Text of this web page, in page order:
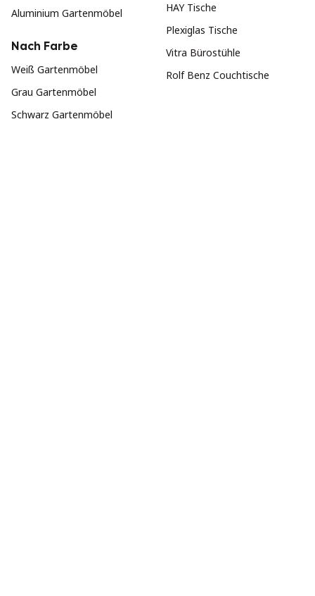
Aluminium Gartenmöbel
Nach Farbe
Weiß Gartenmöbel
Grau Gartenmöbel
Schwarz Gartenmöbel
HAY Tische
Plexiglas Tische
Vitra Bürostühle
Rolf Benz Couchtische